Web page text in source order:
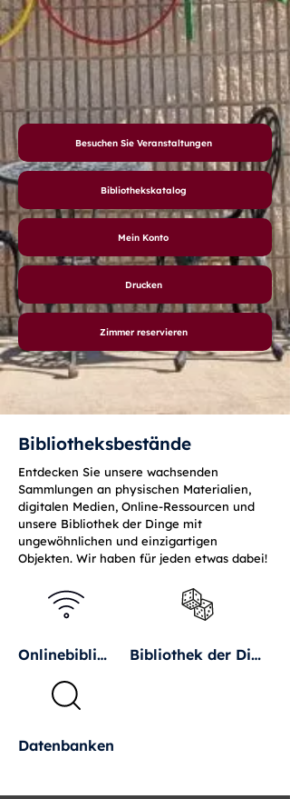
Besuchen Sie Veranstaltungen
Bibliothekskatalog
Mein Konto
Drucken
Zimmer reservieren
Bibliotheksbestände
Entdecken Sie unsere wachsenden
Sammlungen an physischen Materialien,
digitalen Medien, Online-Ressourcen und
unsere Bibliothek der Dinge mit
ungewöhnlichen und einzigartigen
Objekten. Wir haben für jeden etwas dabei!
Onlinebibliothek Bibliothek der Dinge
Datenbanken